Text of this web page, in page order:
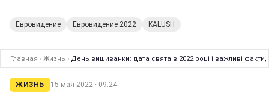
Евровидение Евровидение 2022 KALUSH
Главная › Жизнь › День вишиванки: дата свята в 2022 році і важливі факти,
ЖИЗНЬ 15 мая 2022 · 09:24